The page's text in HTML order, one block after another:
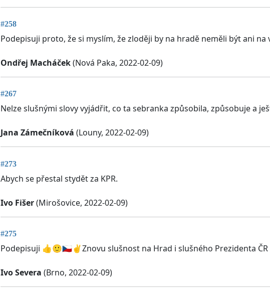
#258
Podepisuji proto, že si myslím, že zloději by na hradě neměli být ani na
Ondřej Macháček(Nová Paka, 2022-02-09)
#267
Nelze slušnými slovy vyjádřit, co ta sebranka způsobila, způsobuje a
Jana Zámečníková (Louny, 2022-02-09)
#273
Abych se přestal stydět za KPR.
Ivo Fišer(Mirošovice, 2022-02-09)
#275
Podepisuji 👍🙂🇨🇿✌️Znovu slušnost na Hrad i slušného Prezidenta
Ivo Severa (Brno, 2022-02-09)